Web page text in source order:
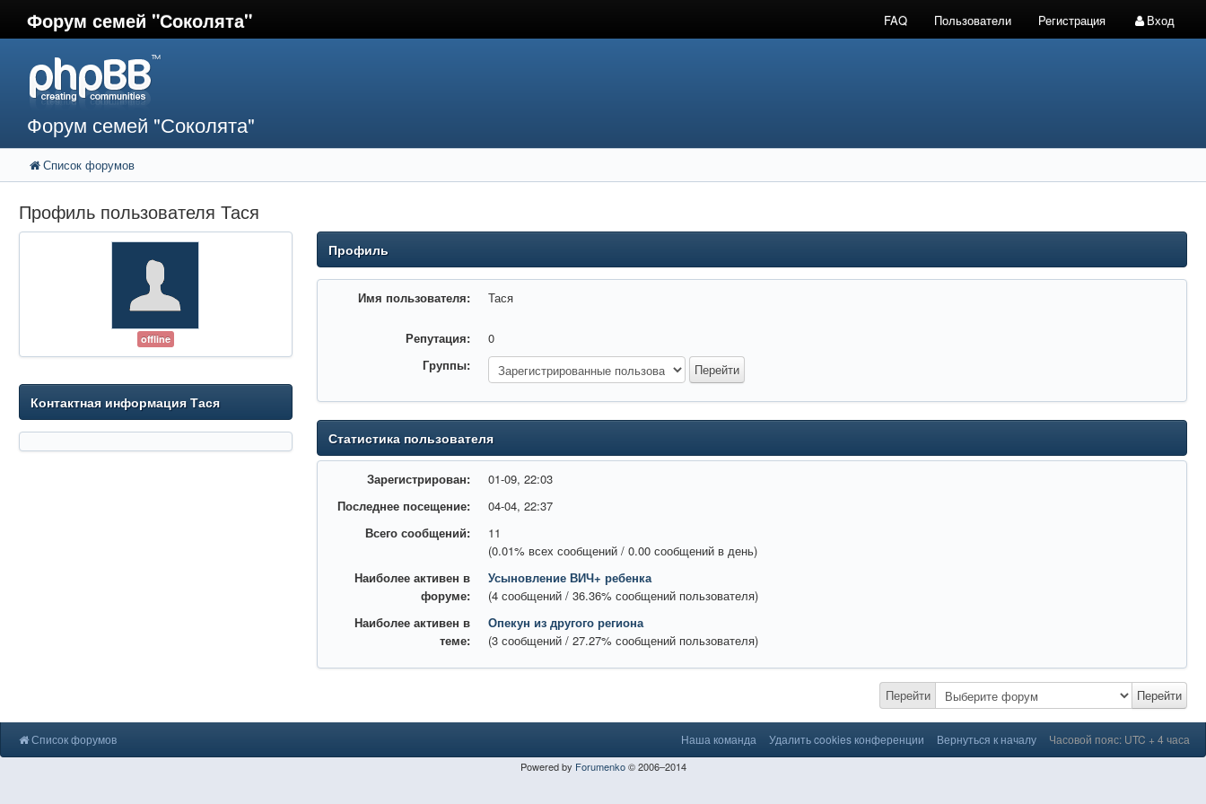
Форум семей "Соколята" FAQ Пользователи Регистрация Вход
Форум семей "Соколята"
Список форумов
Профиль пользователя Тася
offline
Контактная информация Тася
Профиль
Имя пользователя: Тася
Репутация:
0
Группы:
Статистика пользователя
Зарегистрирован:
01-09, 22:03
Последнее посещение:
04-04, 22:37
Всего сообщений:
11
(0.01% всех сообщений / 0.00 сообщений в день)
Наиболее активен в
форуме:
Усыновление ВИЧ+ ребенка
(4 сообщений / 36.36% сообщений пользователя)
Наиболее активен в
теме:
Опекун из другого региона
(3 сообщений / 27.27% сообщений пользователя)
Перейти Перейти
Список форумов Наша команда Удалить cookies конференции Вернуться к началу Часовой пояс: UTC + 4 часа
Powered by Forumenko© 2006–2014